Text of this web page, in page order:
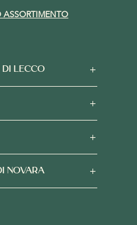
ASSORTIMENTO
LECCO
NOVARA